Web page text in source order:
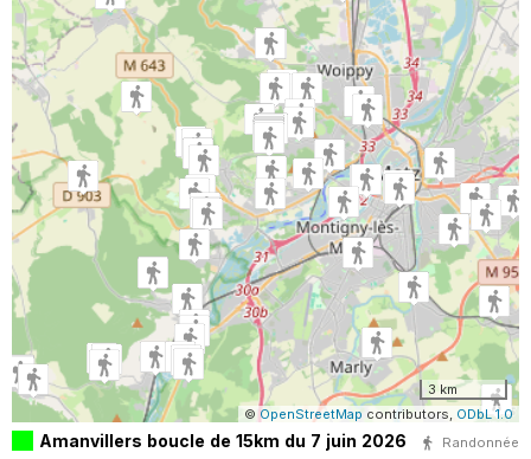
3 km
© OpenStreetMap contributors, ODbL 1.0
Amanvillers boucle de 15km du 7 juin 2026
Randonnée